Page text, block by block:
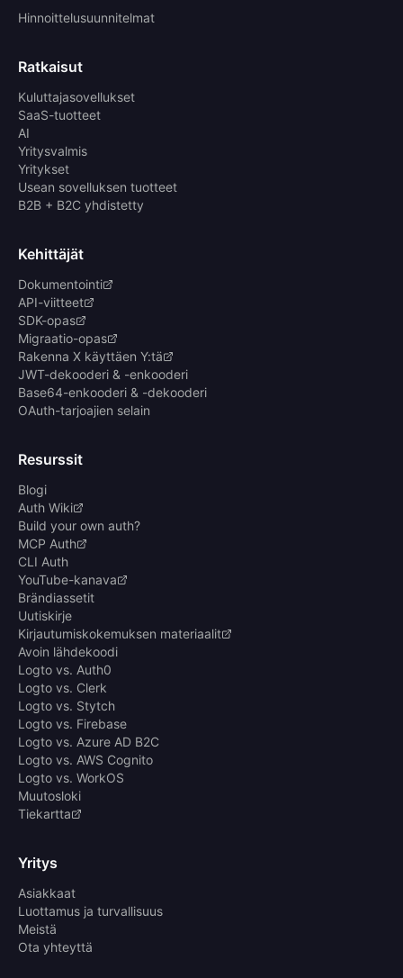
Hinnoittelusuunnitelmat
Ratkaisut
Kuluttajasovellukset
SaaS-tuotteet
AI
Yritysvalmis
Yritykset
Usean sovelluksen tuotteet
B2B + B2C yhdistetty
Kehittäjät
Dokumentointi
API-viitteet
SDK-opas
Migraatio-opas
Rakenna X käyttäen Y:tä
JWT-dekooderi & -enkooderi
Base64-enkooderi & -dekooderi
OAuth-tarjoajien selain
Resurssit
Blogi
Auth Wiki
Build your own auth?
MCP Auth
CLI Auth
YouTube-kanava
Brändiassetit
Uutiskirje
Kirjautumiskokemuksen materiaalit
Avoin lähdekoodi
Logto vs. Auth0
Logto vs. Clerk
Logto vs. Stytch
Logto vs. Firebase
Logto vs. Azure AD B2C
Logto vs. AWS Cognito
Logto vs. WorkOS
Muutosloki
Tiekartta
Yritys
Asiakkaat
Luottamus ja turvallisuus
Meistä
Ota yhteyttä